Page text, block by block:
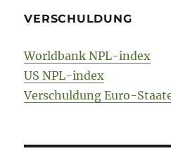
VERSCHULDUNG
Worldbank NPL-index
US NPL-index
Verschuldung Euro-